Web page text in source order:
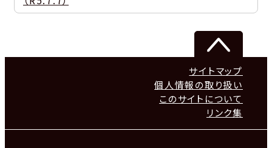
サイトマップ
個人情報の取り扱い
このサイトについて
リンク集